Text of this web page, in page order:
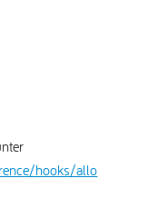
hooks/allo